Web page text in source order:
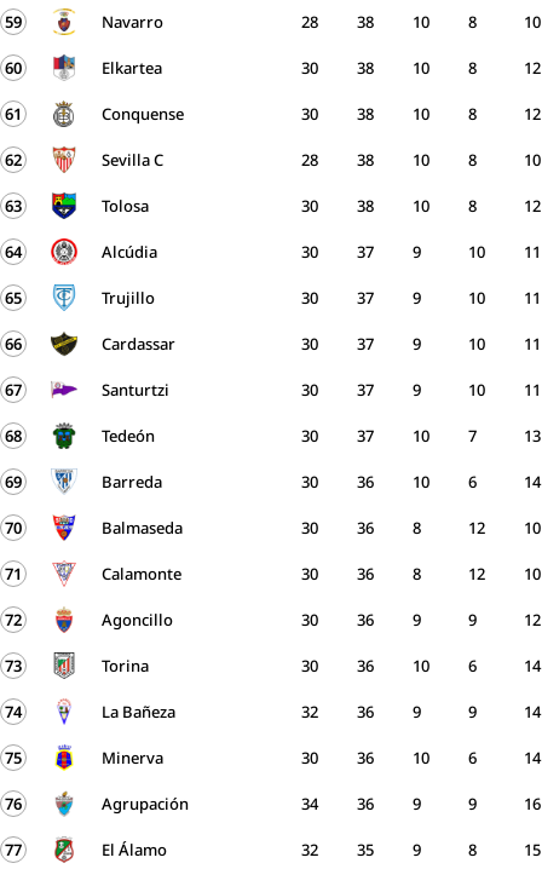
59 Navarro 28 10 8 10
38
60 Elkartea 30 10 8 12
38
61 Conquense 30 10 8 12
38
62 Sevilla C 28 10 8 10
38
63 Tolosa 30 10 8 12
38
64 Alcúdia 30 9 10 11
37
65 Trujillo 30 9 10 11
37
66 Cardassar 30 9 10 11
37
67 Santurtzi 30 9 10 11
37
68 Tedeón 30 10 7 13
37
69 Barreda 30 10 6 14
36
70 Balmaseda 30 8 12 10
36
71 Calamonte 30 8 12 10
36
72 Agoncillo 30 9 9 12
36
73 Torina 30 10 6 14
36
74 La Bañeza 32 9 9 14
36
75 Minerva 30 10 6 14
36
76 Agrupación 34 9 9 16
36
77 El Álamo 32 9 8 15
35